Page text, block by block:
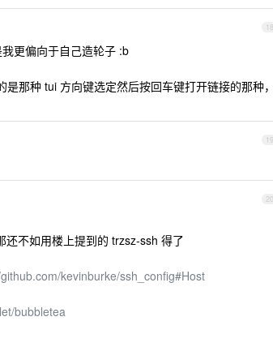
18
更偏向于自己造轮子 :b
那种 tui 方向键选定然后按回车键打开链接的那种
19
20
不如用楼上提到的 trzsz-ssh 得了
kevinburke/ssh_config#Host
bubbletea